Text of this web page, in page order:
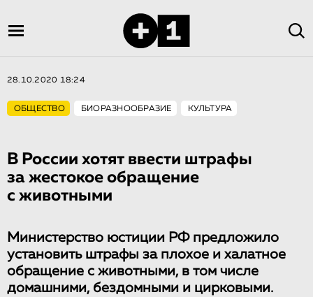
28.10.2020 18:24
ОБЩЕСТВО БИОРАЗНООБРАЗИЕ КУЛЬТУРА
В России хотят ввести штрафы
за жестокое обращение
с животными
Министерство юстиции РФ предложило
установить штрафы за плохое и халатное
обращение с животными, в том числе
домашними, бездомными и цирковыми.